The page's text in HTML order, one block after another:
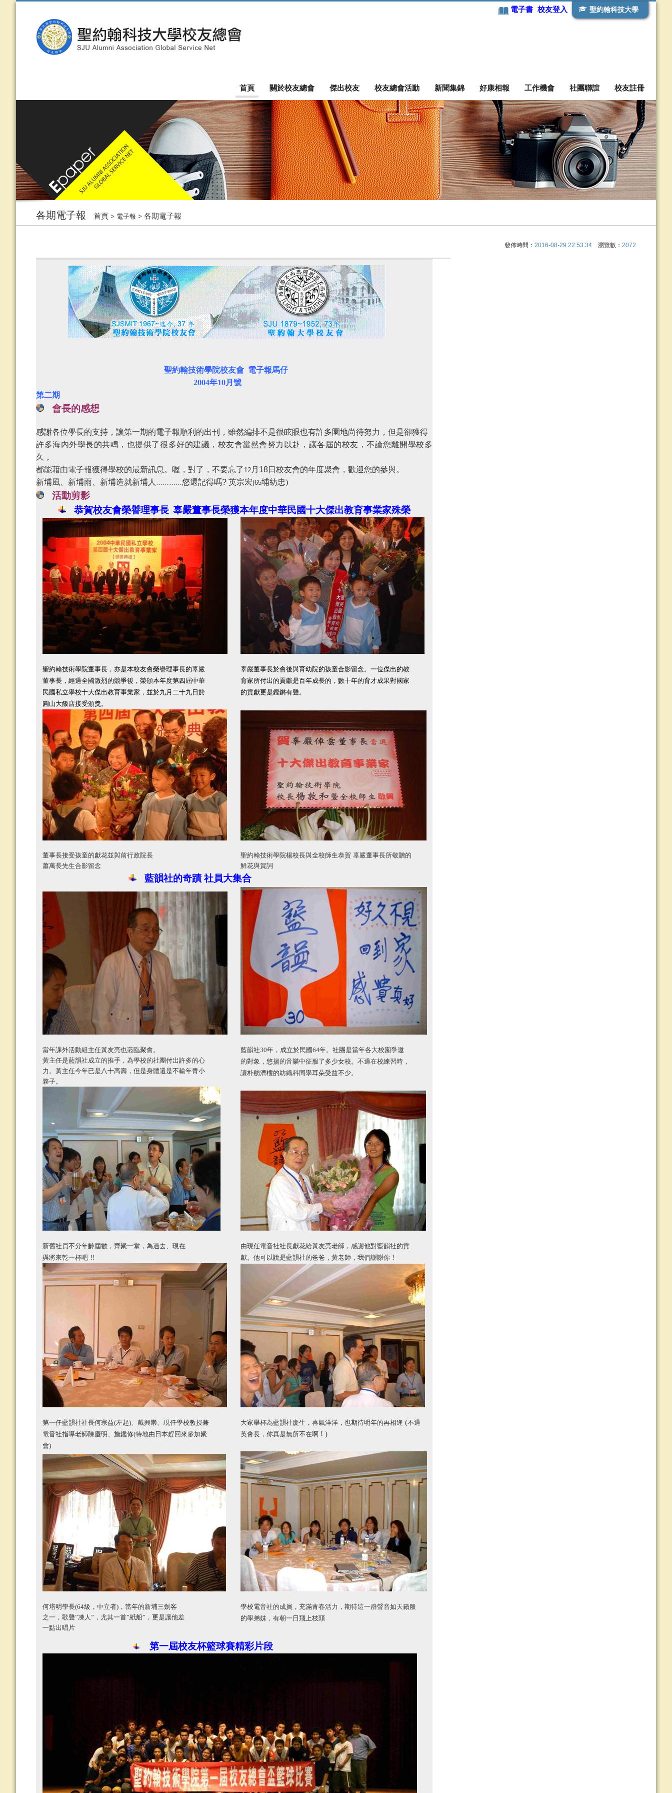
電子書 校友登入 聖約翰科技大學
首頁 關於校友總會 傑出校友 校友總會活動 新聞集錦 好康相報 工作機會 社團聯誼 校友註冊
各期電子報 首頁 > 電子報 > 各期電子報
發佈時間： 2016-08-29 22:53:34 瀏覽數： 2072
聖約翰技術學院校友會 電子報馬仔
2004年10月號
第二期
會長的感想
感謝各位學長的支持，讓第一期的電子報順利的出刊，雖然編排不是很眩眼也有許多園地尚待努力，但是卻獲得
許多海內外學長的共鳴，也提供了很多好的建議，校友會當然會努力以赴，讓各屆的校友，不論您離開學校多
久，
都能藉由電子報獲得學校的最新訊息。喔，對了，不要忘了 12 月 18日校友會的年度聚會，歡迎您的參與。
新埔風、新埔雨、新埔造就新埔人
您還記得嗎? 英宗宏(65埔紡忠)
活動剪影
恭賀校友會榮譽理事長 辜嚴董事長榮獲本年度中華民國十大傑出教育事業家殊榮
聖約翰技術學院董事長，亦是本校友會榮譽理事長的辜嚴
董事長，經過全國激烈的競爭後，榮頒本年度第四屆中華
民國私立學校十大傑出教育事業家，並於九月二十九日於
圓山大飯店接受頒獎。
辜嚴董事長於會後與育幼院的孩童合影留念。一位傑出的教
育家所付出的貢獻是百年成長的，數十年的育才成果對國家
的貢獻更是鏗鏘有聲。
董事長接受孩童的獻花並與前行政院長
蕭萬長先生合影留念
聖約翰技術學院楊校長與全校師生恭賀 辜嚴董事長所敬贈的
鮮花與賀詞
藍韻社的奇蹟 社員大集合
當年課外活動組主任黃友亮也蒞臨聚會。
黃主任是藍韻社成立的推手，為學校的社團付出許多的心
力。黃主任今年已是八十高壽，但是身體還是不輸年青小
夥子。
藍韻社30年，成立於民國64年。社團是當年各大校園爭邀
的對象，悠揚的音樂中征服了多少女校。不過在校練習時，
讓朴舫濟樓的紡織科同學耳朵受益不少。
新舊社員不分年齡屆數，齊聚一堂，為過去、現在
與將來乾一杯吧 !!
由現任電音社社長獻花給黃友亮老師，感謝他對藍韻社的貢
獻。他可以說是藍韻社的爸爸，黃老師，我們謝謝你 !
第一任藍韻社社長何宗益(左起)、戴興崇、現任學校教授兼
電音社指導老師陳慶明、施鑑修(特地由日本趕回來參加聚
會)
大家舉杯為藍韻社慶生，喜氣洋洋，也期待明年的再相逢 (不過
英會長，你真是無所不在啊 ! )
何培明學長(64級，中立者)，當年的新埔三劍客
之一，歌聲”凍人 ” ，尤其一首”紙船” ，更是讓他差
一點出唱片
學校電音社的成員，充滿青春活力，期待這一群聲音如天籟般
的學弟妹，有朝一日飛上枝頭
第一屆校友杯籃球賽精彩片段